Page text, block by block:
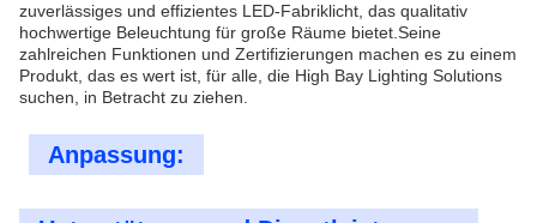
zuverlässiges und effizientes LED-Fabriklicht, das qualitativ
hochwertige Beleuchtung für große Räume bietet.Seine
zahlreichen Funktionen und Zertifizierungen machen es zu einem
Produkt, das es wert ist, für alle, die High Bay Lighting Solutions
suchen, in Betracht zu ziehen.
Anpassung: